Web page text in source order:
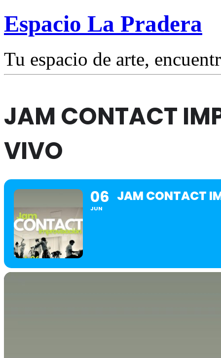
Espacio La Pradera
Tu espacio de arte,
JAM CONTACT
VIVO
06
JUN
JAM CONTACT